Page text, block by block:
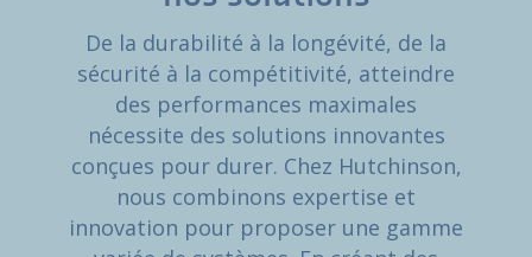
De la durabilité à la longévité, de la
sécurité à la compétitivité, atteindre
des performances maximales
nécessite des solutions innovantes
conçues pour durer. Chez Hutchinson,
nous combinons expertise et
innovation pour proposer une gamme